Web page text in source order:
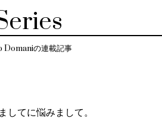
Domaniの連載記事
してに悩みまして。